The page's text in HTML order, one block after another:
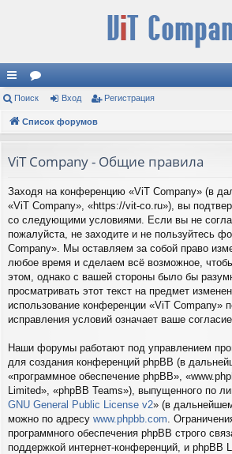
с
ы
и
ор
ум
Поиск Вход Регистрация
Список форумов
ViT Company - Общие правила
Заходя на конференцию «ViT Company» (в
«ViT Company», «https://vit-co.ru»), вы
со следующими условиями. Если вы не
пожалуйста, не заходите и не пользуйтесь
Company». Мы оставляем за собой право
любое время и сделаем всё возможное,
этом, однако с вашей стороны было бы
просматривать этот текст на предмет
использование конференции «ViT Company»
исправления условий означает ваше
Наши форумы работают под управлением
для создания конференций phpBB (в
«программное обеспечение phpBB»,
Limited», «phpBB Teams»), выпущенного по
GNU General Public License v2» (в
можно по адресу www.phpbb.com .
программного обеспечения phpBB строго
поддержкой интернет-конференций, и phpBB